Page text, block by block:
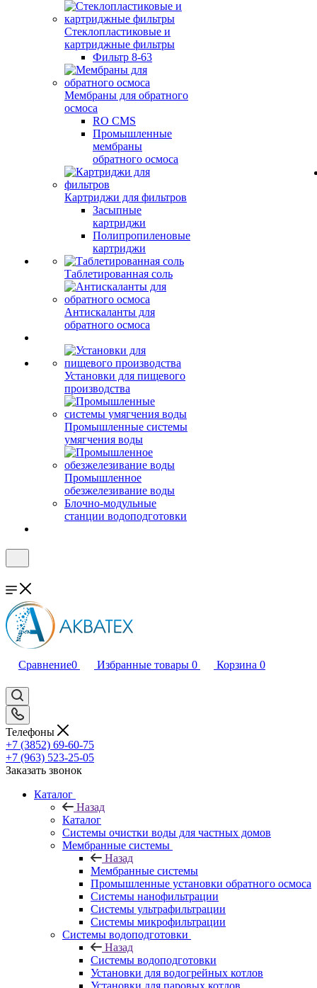
Стеклопластиковые и
картриджные фильтры
Фильтр 8-63
Мембраны для обратного
осмоса
RO CMS
Промышленные
мембраны
обратного осмоса
Картриджи для фильтров
Засыпные
картриджи
Полипропиленовые
картриджи
Таблетированная соль
Антискаланты для
обратного осмоса
Установки для пищевого
производства
Промышленные системы
умягчения воды
Промышленное
обезжелезивание воды
Блочно-модульные
станции водоподготовки
Сравнение0 Избранные товары 0 Корзина 0
Телефоны
+7 (3852) 69-60-75
+7 (963) 523-25-05
Заказать звонок
Каталог
Назад
Каталог
Системы очистки воды для частных домов
Мембранные системы
Назад
Мембранные системы
Промышленные установки обратного осмоса
Системы нанофильтрации
Системы ультрафильтрации
Системы микрофильтрации
Системы водоподготовки
Назад
Системы водоподготовки
Установки для водогрейных котлов
Установки для паровых котлов